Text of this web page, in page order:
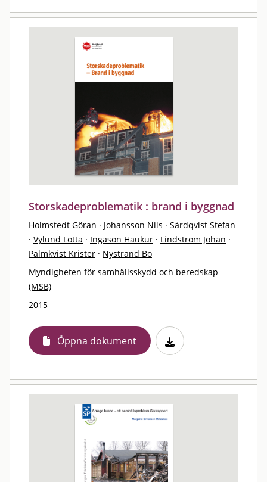
Storskadeproblematik : brand i byggnad
Holmstedt Göran · Johansson Nils · Särdqvist Stefan
· Vylund Lotta · Ingason Haukur · Lindström Johan ·
Palmkvist Krister · Nystrand Bo
Myndigheten för samhällsskydd och beredskap
(MSB)
2015
Öppna dokument